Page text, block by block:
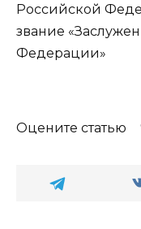
Российской
звание
Федерации»
Оцените статью